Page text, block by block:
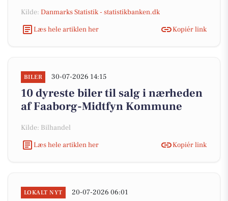
Kilde: Danmarks Statistik - statistikbanken.dk
Læs hele artiklen her
Kopiér link
BILER 30-07-2026 14:15
10 dyreste biler til salg i nærheden
af Faaborg-Midtfyn Kommune
Kilde: Bilhandel
Læs hele artiklen her
Kopiér link
LOKALT NYT 20-07-2026 06:01